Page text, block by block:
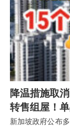
降温措施取
转售组屋！
新加坡政府公布